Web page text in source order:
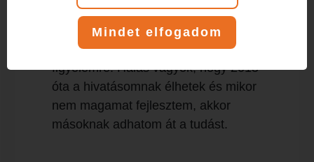
mozgáskoordináció fejlesztésére és a
tánc személyiségfejlesztő hatásaira,
partnerrel való kapcsolatra, aktív
figyelemre. Hálás vagyok, hogy 2015
óta a hivatásomnak élhetek és mikor
nem magamat fejlesztem, akkor
másoknak adhatom át a tudást.
Mindet elfogadom